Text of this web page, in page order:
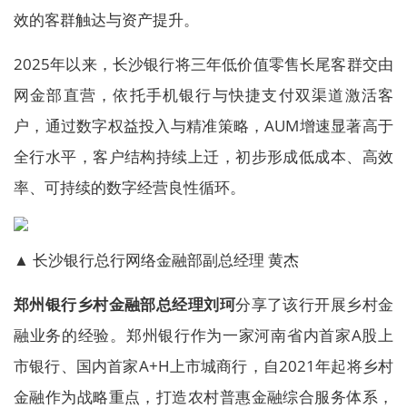
效的客群触达与资产提升。
2025年以来，长沙银行将三年低价值零售长尾客群交由
网金部直营，依托手机银行与快捷支付双渠道激活客
户，通过数字权益投入与精准策略，AUM增速显著高于
全行水平，客户结构持续上迁，初步形成低成本、高效
率、可持续的数字经营良性循环。
▲ 长沙银行总行网络金融部副总经理 黄杰
郑州银行乡村金融部总经理刘珂分享了该行开展乡村金
融业务的经验。郑州银行作为一家河南省内首家A股上
市银行、国内首家A+H上市城商行，自2021年起将乡村
金融作为战略重点，打造农村普惠金融综合服务体系，